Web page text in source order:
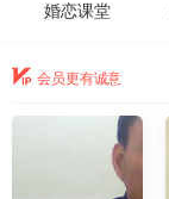
婚恋课堂
会员更有诚意